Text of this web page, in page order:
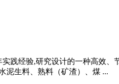
践经验,研究设计的一种高效、
泥生料、熟料（矿渣）、煤 ...